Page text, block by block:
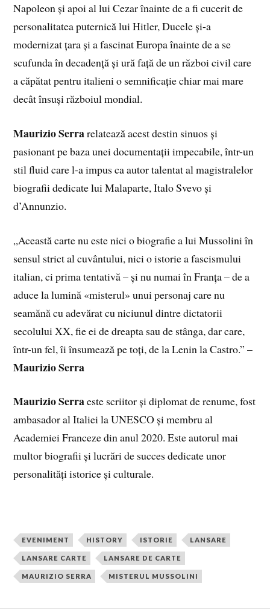
Napoleon și apoi al lui Cezar înainte de a fi cucerit de
personalitatea puternică lui Hitler, Ducele și-a
modernizat țara și a fascinat Europa înainte de a se
scufunda în decadență și ură față de un război civil care
a căpătat pentru italieni o semnificație chiar mai mare
decât însuși războiul mondial.
Maurizio Serrarelatează acest destin sinuos și
pasionant pe baza unei documentații impecabile, într-un
stil fluid care l-a impus ca autor talentat al magistralelor
biografii dedicate lui Malaparte, Italo Svevo și
d’Annunzio.
„Această carte nu este nici o biografie a lui Mussolini în
sensul strict al cuvântului, nici o istorie a fascismului
italian, ci prima tentativă – și nu numai în Franța – de a
aduce la lumină «misterul» unui personaj care nu
seamănă cu adevărat cu niciunul dintre dictatorii
secolului XX, fie ei de dreapta sau de stânga, dar care,
într-un fel, îi însumează pe toți, de la Lenin la Castro.” –
Maurizio Serra
Maurizio Serraeste scriitor și diplomat de renume, fost
ambasador al Italiei la UNESCO și membru al
Academiei Franceze din anul 2020. Este autorul mai
multor biografii și lucrări de succes dedicate unor
personalități istorice și culturale.
EVENIMENT HISTORY ISTORIE LANSARE
LANSARE CARTE LANSARE DE CARTE
MAURIZIO SERRA MISTERUL MUSSOLINI